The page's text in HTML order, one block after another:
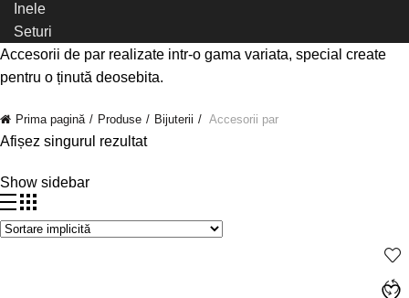
Inele
Seturi
Accesorii de par realizate intr-o gama variata, special create
pentru o ținută deosebita.
Prima pagină Produse Bijuterii Accesorii par
Afișez singurul rezultat
Show sidebar